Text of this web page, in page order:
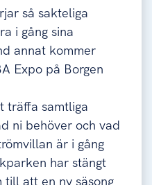
så sakteliga
i gång sina
annat kommer
Expo på Borgen
träffa samtliga
ni behöver och vad
är i gång
har stängt